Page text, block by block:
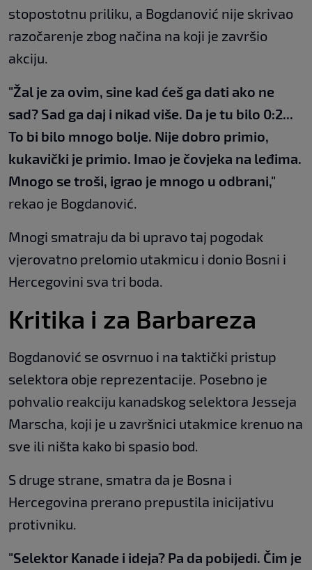
stopostotnu priliku, a Bogdanović nije skrivao
razočarenje zbog načina na koji je završio
akciju.
"Žal je za ovim, sine kad ćeš ga dati ako ne
sad? Sad ga daj i nikad više. Da je tu bilo 0:2...
To bi bilo mnogo bolje. Nije dobro primio,
kukavički je primio. Imao je čovjeka na leđima.
Mnogo se troši, igrao je mnogo u odbrani,"
rekao je Bogdanović.
Mnogi smatraju da bi upravo taj pogodak
vjerovatno prelomio utakmicu i donio Bosni i
Hercegovini sva tri boda.
Kritika i za Barbareza
Bogdanović se osvrnuo i na taktički pristup
selektora obje reprezentacije. Posebno je
pohvalio reakciju kanadskog selektora Jesseja
Marscha, koji je u završnici utakmice krenuo na
sve ili ništa kako bi spasio bod.
S druge strane, smatra da je Bosna i
Hercegovina prerano prepustila inicijativu
protivniku.
"Selektor Kanade i ideja? Pa da pobijedi. Čim je